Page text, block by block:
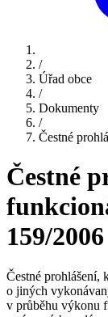
/
Úřad obce
/
Dokumenty
/
Čestné
Čestné
159/
Čestné prohlášení,
o jiných
v průběhu výkonu